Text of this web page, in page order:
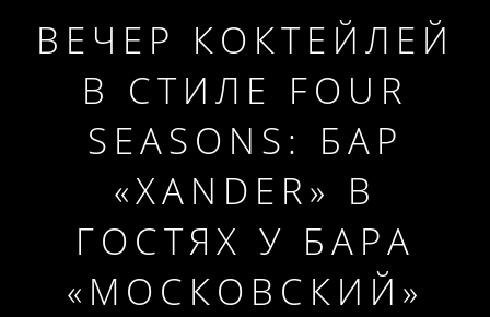
ВЕЧЕР КОКТЕЙЛЕЙ
В СТИЛЕ FOUR
SEASONS: БАР
«XANDER» В
ГОСТЯХ У БАРА
«МОСКОВСКИЙ»